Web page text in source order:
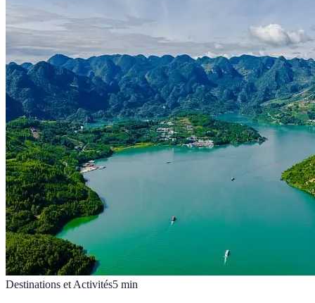
Destinations et Activités5 min